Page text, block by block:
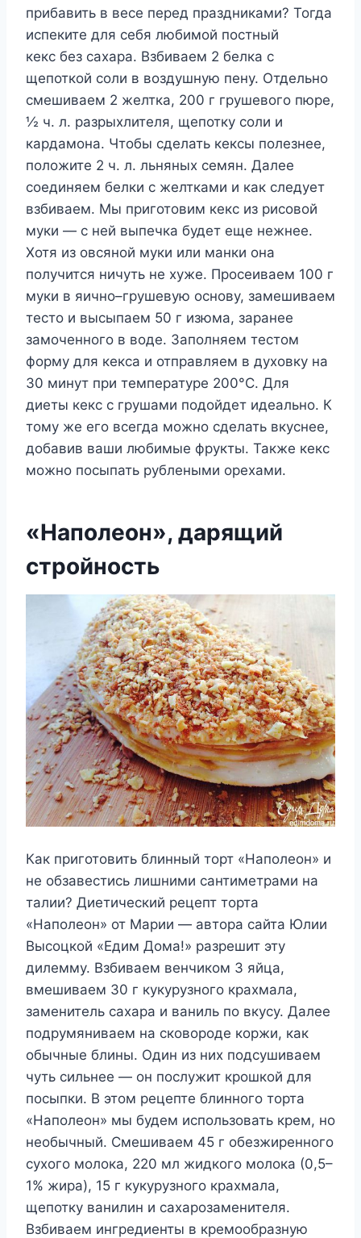
прибавить в весе перед праздниками? Тогда
испеките для себя любимой постный
кекс без сахара. Взбиваем 2 белка с
щепоткой соли в воздушную пену. Отдельно
смешиваем 2 желтка, 200 г грушевого пюре,
½ ч. л. разрыхлителя, щепотку соли и
кардамона. Чтобы сделать кексы полезнее,
положите 2 ч. л. льняных семян. Далее
соединяем белки с желтками и как следует
взбиваем. Мы приготовим кекс из рисовой
муки — с ней выпечка будет еще нежнее.
Хотя из овсяной муки или манки она
получится ничуть не хуже. Просеиваем 100 г
муки в яично–грушевую основу, замешиваем
тесто и высыпаем 50 г изюма, заранее
замоченного в воде. Заполняем тестом
форму для кекса и отправляем в духовку на
30 минут при температуре 200°C. Для
диеты кекс с грушами подойдет идеально. К
тому же его всегда можно сделать вкуснее,
добавив ваши любимые фрукты. Также кекс
можно посыпать рублеными орехами.
«Наполеон», дарящий
стройность
Как приготовить блинный торт «Наполеон» и
не обзавестись лишними сантиметрами на
талии? Диетический рецепт торта
«Наполеон» от Марии — автора сайта Юлии
Высоцкой «Едим Дома!» разрешит эту
дилемму. Взбиваем венчиком 3 яйца,
вмешиваем 30 г кукурузного крахмала,
заменитель сахара и ваниль по вкусу. Далее
подрумяниваем на сковороде коржи, как
обычные блины. Один из них подсушиваем
чуть сильнее — он послужит крошкой для
посыпки. В этом рецепте блинного торта
«Наполеон» мы будем использовать крем, но
необычный. Смешиваем 45 г обезжиренного
сухого молока, 220 мл жидкого молока (0,5–
1% жира), 15 г кукурузного крахмала,
щепотку ванилин и сахарозаменителя.
Взбиваем ингредиенты в кремообразную